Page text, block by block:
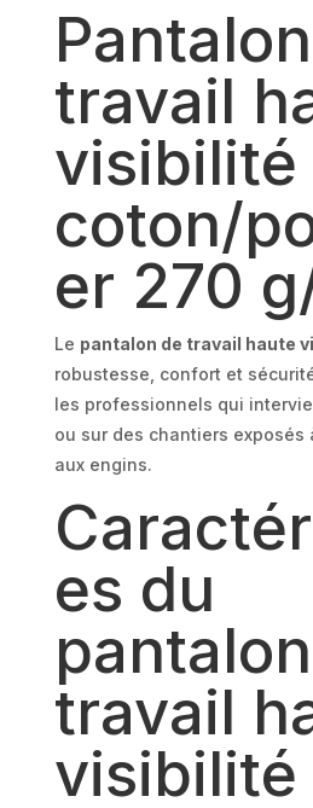
g/m²
travail
visibilité
coton/
er 270
Le pantalon de travail haute
robustesse, confort et
les professionnels qui
ou sur des chantiers exposés
aux engins.
es du
travail
visibilité